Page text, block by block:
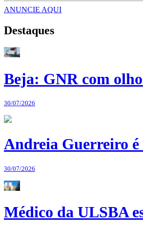
ANUNCIE AQUI
Destaques
Beja: GNR com
30/07/2026
Andreia Guerreiro é
30/07/2026
Médico da ULSBA